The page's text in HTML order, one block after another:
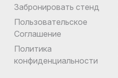
Забронировать стенд
Пользовательское
Соглашение
Политика
конфиденциальности